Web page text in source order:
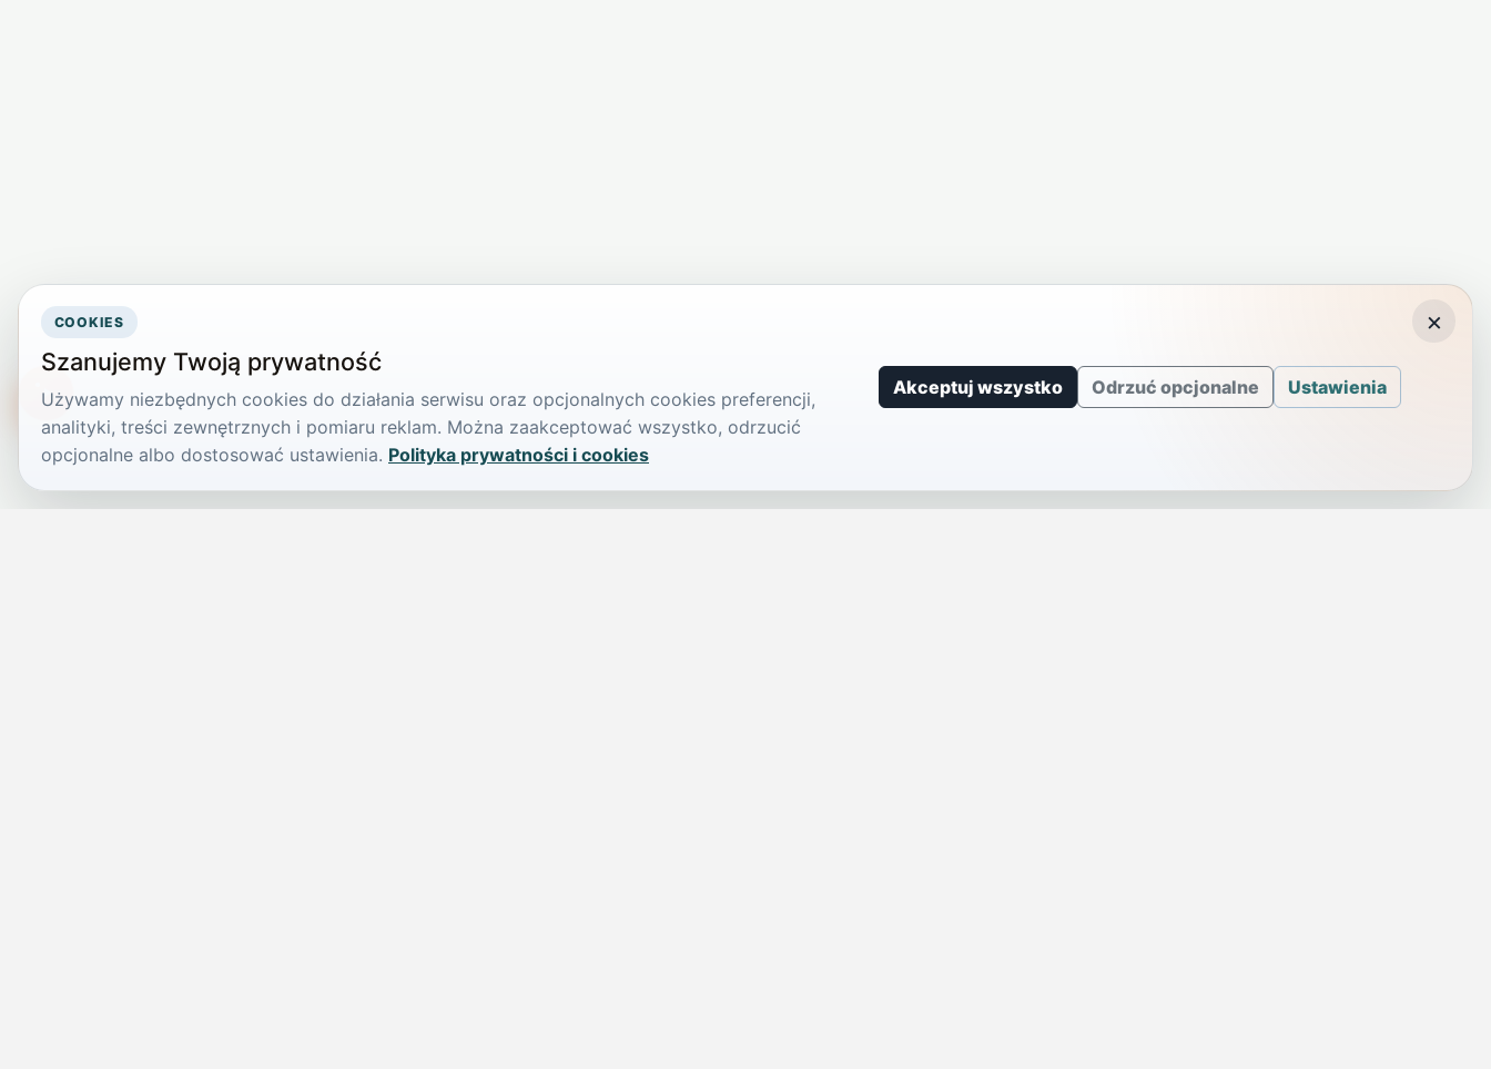
COOKIES
Szanujemy Twoją prywatność
Używamy niezbędnych cookies do działania serwisu oraz opcjonalnych cookies preferencji,
analityki, treści zewnętrznych i pomiaru reklam. Można zaakceptować wszystko, odrzucić
opcjonalne albo dostosować ustawienia. Polityka prywatności i cookies
Akceptuj wszystko Odrzuć opcjonalne Ustawienia
×
TikTokowa Jelonka